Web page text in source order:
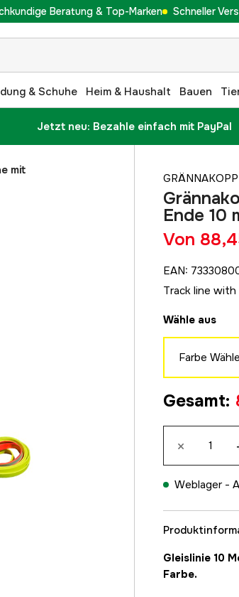
Beratung & Top-Marken Schneller
& Schuhe Heim & Haushalt Bauen
Jetzt neu: Bezahle einfach mit PayPal
mit
Ende 10
Von
EAN:
Track line
Wähle aus
Farbe
Gesamt:
×
Weblager -
Gleislinie 10
Farbe.